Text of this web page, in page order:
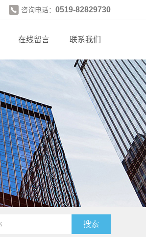
咨询电话： 0519-82829730
在线留言 联系我们